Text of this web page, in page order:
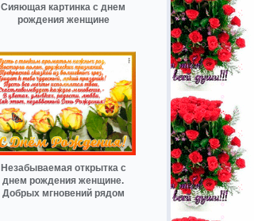
Сияющая картинка с днем
рождения женщине
Незабываемая открытка с
днем рождения женщине.
Добрых мгновений рядом